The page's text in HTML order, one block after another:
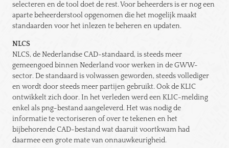
selecteren en de tool doet de rest. Voor beheerders is er nog een
aparte beheerderstool opgenomen die het mogelijk maakt
standaarden voor het inlezen te beheren en updaten.
NLCS
NLCS, de Nederlandse CAD-standaard, is steeds meer
gemeengoed binnen Nederland voor werken in de GWW-
sector. De standaard is volwassen geworden, steeds vollediger
en wordt door steeds meer partijen gebruikt. Ook de KLIC
ontwikkelt zich door. In het verleden werd een KLIC-melding
enkel als png-bestand aangeleverd. Het was nodig de
informatie te vectoriseren of over te tekenen en het
bijbehorende CAD-bestand wat daaruit voortkwam had
daarmee een grote mate van onnauwkeurigheid.